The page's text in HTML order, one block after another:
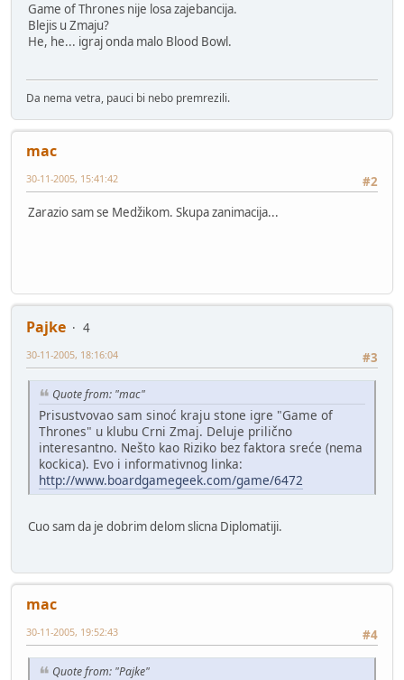
Game of Thrones nije losa zajebancija.
Blejis u Zmaju?
He, he... igraj onda malo Blood Bowl.
Da nema vetra, pauci bi nebo premrezili.
mac
#2
30-11-2005, 15:41:42
Zarazio sam se Medžikom. Skupa zanimacija...
Pajke
4
#3
30-11-2005, 18:16:04
Quote from: "mac"
Prisustvovao sam sinoć kraju stone igre "Game of
Thrones" u klubu Crni Zmaj. Deluje prilično
interesantno. Nešto kao Riziko bez faktora sreće (nema
kockica). Evo i informativnog linka:
http://www.boardgamegeek.com/game/6472
Cuo sam da je dobrim delom slicna Diplomatiji.
mac
#4
30-11-2005, 19:52:43
Quote from: "Pajke"